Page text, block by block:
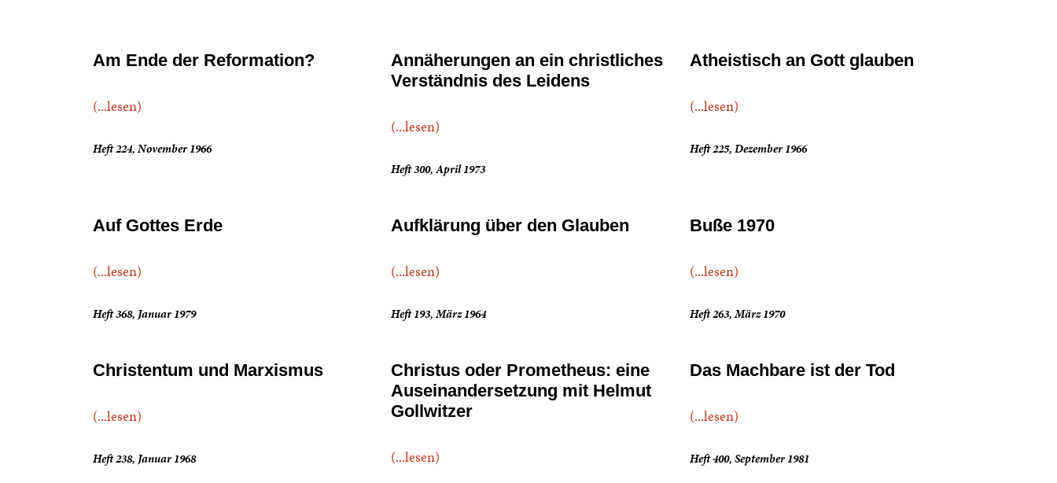
Am Ende der Reformation?
(...lesen)
Heft 224, November 1966
Annäherungen an ein christliches
Verständnis des Leidens
(...lesen)
Heft 300, April 1973
Atheistisch an Gott glauben
(...lesen)
Heft 225, Dezember 1966
Auf Gottes Erde
(...lesen)
Heft 368, Januar 1979
Aufklärung über den Glauben
(...lesen)
Heft 193, März 1964
Buße 1970
(...lesen)
Heft 263, März 1970
Christentum und Marxismus
(...lesen)
Heft 238, Januar 1968
Christus oder Prometheus: eine
Auseinandersetzung mit Helmut
Gollwitzer
(...lesen)
Das Machbare ist der Tod
(...lesen)
Heft 400, September 1981